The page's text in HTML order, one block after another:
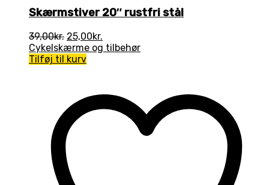
Skærmstiver 20″ rustfri stål
39,00kr. Den
oprindelige
pris
25,00kr.
aktuelle
Cykelskærme og tilbehør
Tilføj til kurv